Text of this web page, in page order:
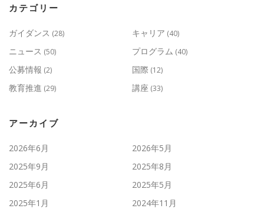
カテゴリー
ガイダンス (28) キャリア (40)
ニュース (50) プログラム (40)
公募情報 (2) 国際 (12)
教育推進 (29) 講座 (33)
アーカイブ
2026年6月
2026年5月
2025年9月
2025年8月
2025年6月
2025年5月
2025年1月
2024年11月